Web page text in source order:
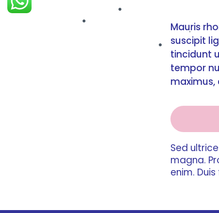
Mauris
suscipit
tincidunt
tempor
Sed
magna.
enim.